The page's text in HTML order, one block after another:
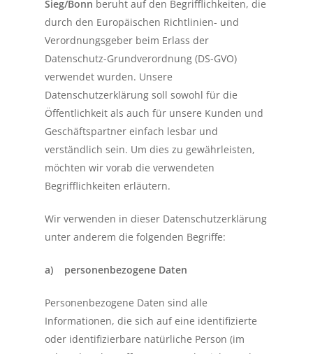
Sieg/Bonn beruht auf den Begrifflichkeiten, die
durch den Europäischen Richtlinien- und
Verordnungsgeber beim Erlass der
Datenschutz-Grundverordnung (DS-GVO)
verwendet wurden. Unsere
Datenschutzerklärung soll sowohl für die
Öffentlichkeit als auch für unsere Kunden und
Geschäftspartner einfach lesbar und
verständlich sein. Um dies zu gewährleisten,
möchten wir vorab die verwendeten
Begrifflichkeiten erläutern.
Wir verwenden in dieser Datenschutzerklärung
unter anderem die folgenden Begriffe:
a) personenbezogene Daten
Personenbezogene Daten sind alle
Informationen, die sich auf eine identifizierte
oder identifizierbare natürliche Person (im